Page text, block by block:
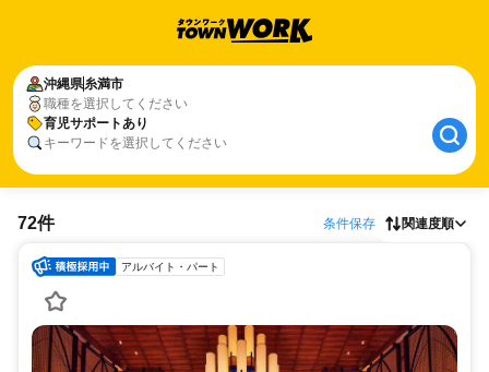
沖縄県糸満市
職種を選択してください
育児サポートあり
キーワードを選択してください
72件 条件保存 関連度順
アルバイト・パート